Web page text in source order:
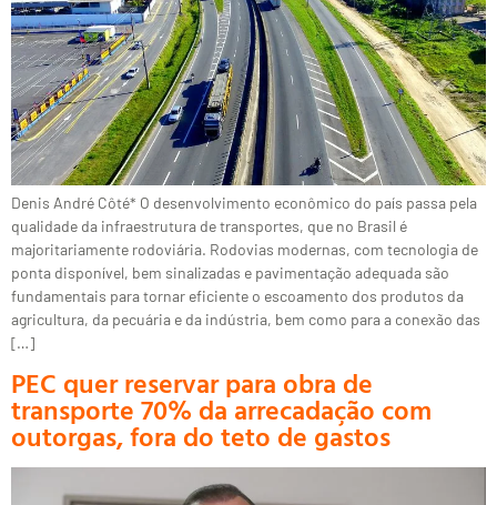
Denis André Côté* O desenvolvimento econômico do país passa pela
qualidade da infraestrutura de transportes, que no Brasil é
majoritariamente rodoviária. Rodovias modernas, com tecnologia de
ponta disponível, bem sinalizadas e pavimentação adequada são
fundamentais para tornar eficiente o escoamento dos produtos da
agricultura, da pecuária e da indústria, bem como para a conexão das
[…]
PEC quer reservar para obra de
transporte 70% da arrecadação com
outorgas, fora do teto de gastos